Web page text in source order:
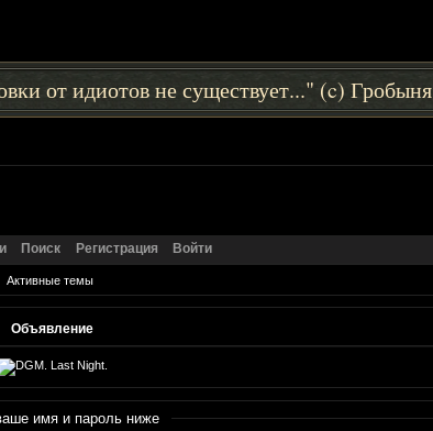
от идиотов не существует..." (c) Гробыня
Поиск Регистрация Войти
Активные темы
Объявление
имя и пароль ниже